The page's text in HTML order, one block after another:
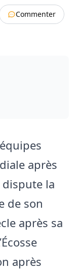
Commenter
après
la
de son
après sa
après